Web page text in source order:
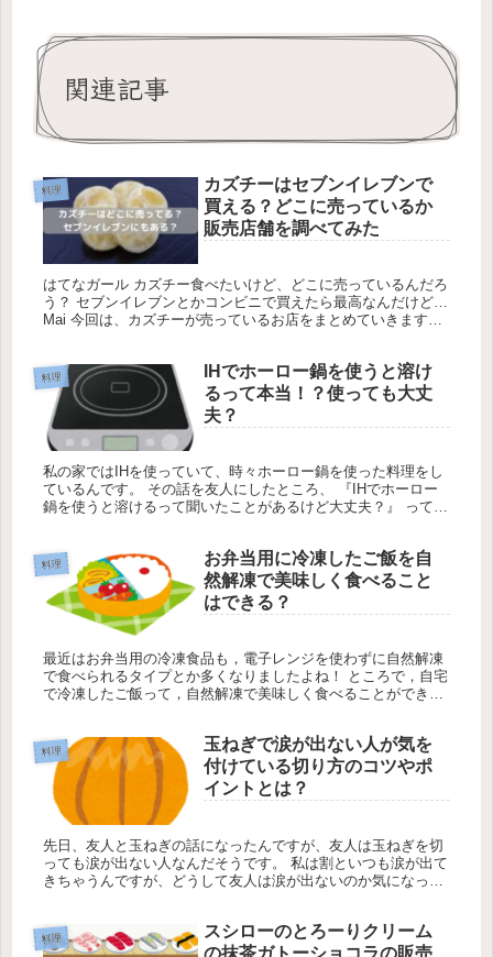
関連記事
料理
カズチーはセブンイレブンで
買える？どこに売っているか
販売店舗を調べてみた
はてなガール カズチー食べたいけど、どこに売っているんだろ
う？ セブンイレブンとかコンビニで買えたら最高なんだけど…
Mai 今回は、カズチーが売っているお店をまとめていきますね♪
料理
IHでホーロー鍋を使うと溶け
るって本当！？使っても大丈
夫？
私の家ではIHを使っていて、時々ホーロー鍋を使った料理をし
ているんです。 その話を友人にしたところ、 『IHでホーロー
鍋を使うと溶けるって聞いたことがあるけど大丈夫？』 って言
料理
お弁当用に冷凍したご飯を自
然解凍で美味しく食べること
はできる？
最近はお弁当用の冷凍食品も，電子レンジを使わずに自然解凍
で食べられるタイプとか多くなりましたよね！ ところで，自宅
で冷凍したご飯って，自然解凍で美味しく食べることができる
料理
玉ねぎで涙が出ない人が気を
付けている切り方のコツやポ
イントとは？
先日、友人と玉ねぎの話になったんですが、友人は玉ねぎを切
っても涙が出ない人なんだそうです。 私は割といつも涙が出て
きちゃうんですが、どうして友人は涙が出ないのか気になった
料理
スシローのとろーりクリーム